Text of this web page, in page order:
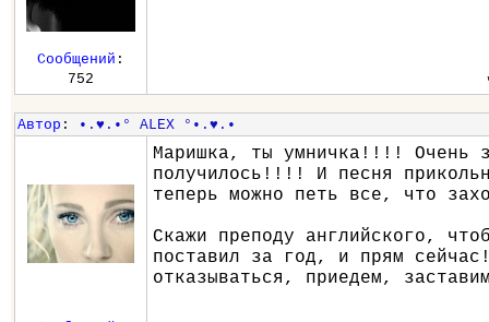
Сообщений :
752
Автор : •.♥.•° ALEX °•.♥.•
Маришка, ты умничка!!!! Очень
получилось!!!! И песня
теперь можно петь все, что
Скажи преподу английского,
поставил за год, и прям
отказываться, приедем,